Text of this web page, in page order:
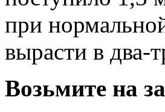
при
вырасти в два-
Возьмите на